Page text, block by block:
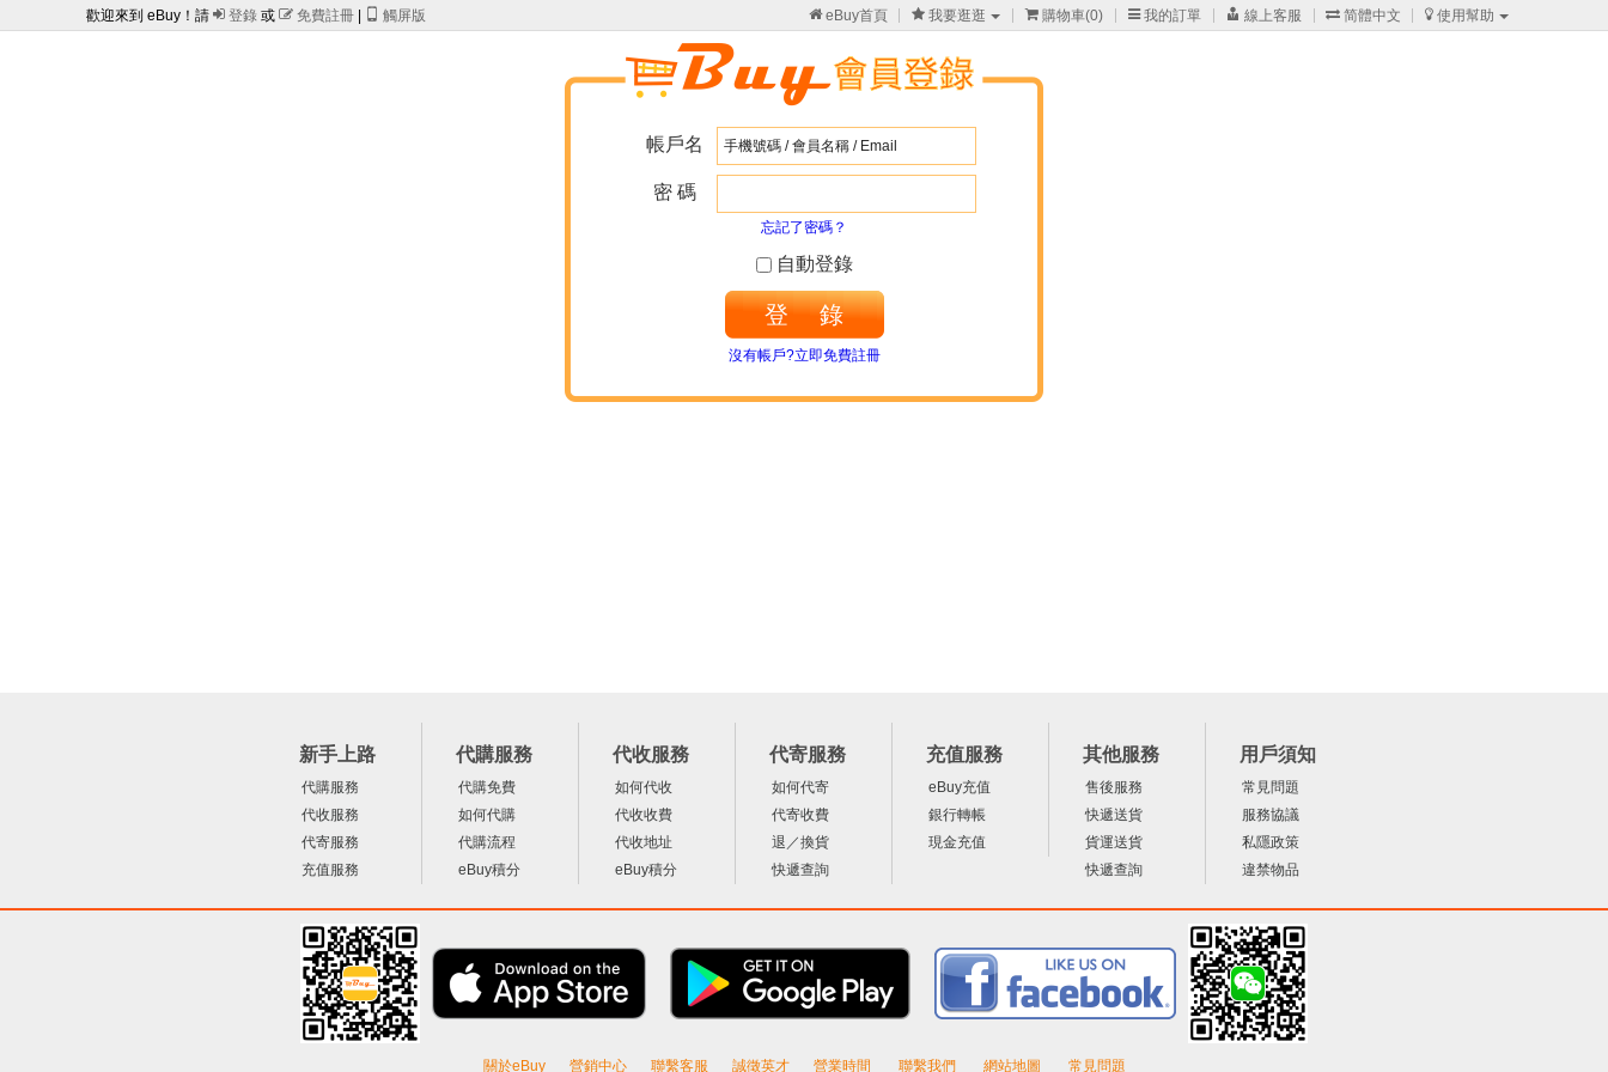
歡迎來到 eBuy！請  登錄 或  免費註冊 觸屏版 eBuy首頁  我要逛逛  購物車(0) 我的訂單  線上客服  简體中文  使用幫助
帳戶名
密 碼
忘記了密碼？
自動登錄
登 錄
沒有帳戶?立即免費註冊
新手上路
代購服務
代收服務
代寄服務
充值服務
代購服務
代購免費
如何代購
代購流程
eBuy積分
代收服務
如何代收
代收收費
代收地址
eBuy積分
代寄服務
如何代寄
代寄收費
退／換貨
快遞查詢
充值服務
eBuy充值
銀行轉帳
現金充值
其他服務
售後服務
快遞送貨
貨運送貨
快遞查詢
用戶須知
常見問題
服務協議
私隱政策
違禁物品
關於eBuy 營銷中心 聯繫客服 誠徵英才 營業時間 聯繫我們 網站地圖 常見問題